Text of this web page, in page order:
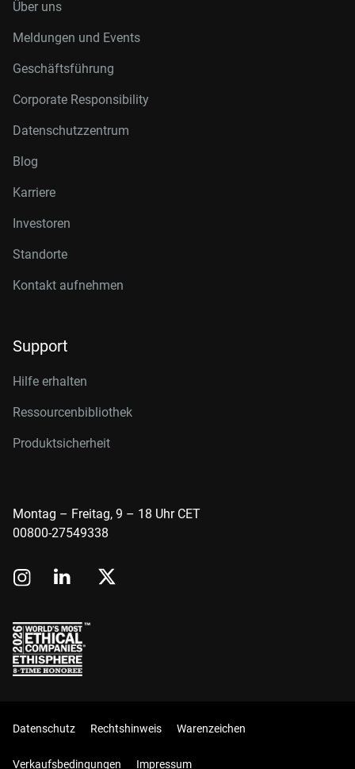
Über uns
Meldungen und Events
Geschäftsführung
Corporate Responsibility
Datenschutzzentrum
Blog
Karriere
Investoren
Standorte
Kontakt aufnehmen
Support
Hilfe erhalten
Ressourcenbibliothek
Produktsicherheit
Montag – Freitag, 9 – 18 Uhr CET
00800-27549338
Datenschutz Rechtshinweis Warenzeichen
Verkaufsbedingungen Impressum